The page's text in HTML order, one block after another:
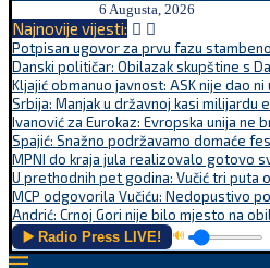
6 Augusta, 2026
Najnovije vijesti:
Potpisan ugovor za prvu fazu
Danski političar: Obilazak skupštine s
Kljajić obmanuo javnost: ASK nije dao
Srbija: Manjak u državnoj kasi milijardu
Ivanović za Eurokaz: Evropska unija ne
Spajić: Snažno podržavamo domaće
MPNI do kraja jula realizovalo gotovo
U prethodnih pet godina: Vučić tri puta
MCP odgovorila Vučiću: Nedopustivo
Andrić: Crnoj Gori nije bilo mjesto na
▶️ Radio Press LIVE! 🔊